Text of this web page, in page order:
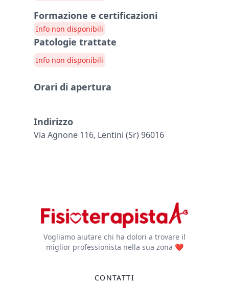
Formazione e certificazioni
Info non disponibili
Patologie trattate
Info non disponibili
Orari di apertura
Indirizzo
Via Agnone 116, Lentini (sr) 96016
Vogliamo aiutare chi ha dolori a trovare il
miglior professionista nella sua zona ❤️
CONTATTI